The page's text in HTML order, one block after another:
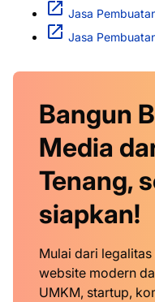
Jasa
Jasa
Bangun
Media
Tenang,
siapkan!
Mulai dari
website modern
UMKM, startup,